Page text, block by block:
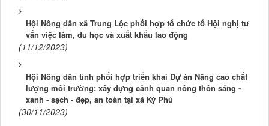
Hội Nông dân xã Trung Lộc phối hợp tổ chức tổ Hội nghị tư
vấn việc làm, du học và xuất khẩu lao động
(11/12/2023)
Hội Nông dân tỉnh phối hợp triển khai Dự án Nâng cao chất
lượng môi trường; xây dựng cảnh quan nông thôn sáng -
xanh - sạch - đẹp, an toàn tại xã Kỳ Phú
(30/11/2023)